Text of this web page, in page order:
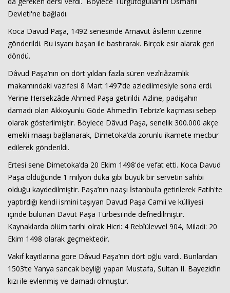
Devleti'ne bağladı.
Koca Davud Paşa, 1492 senesinde Arnavut âsilerin üzerine
gönderildi. Bu isyanı başarı ile bastırarak. Birçok esir alarak geri
döndü.
Dâvud Paşa’nın on dört yıldan fazla süren vezîriâzamlık
makamındaki vazifesi 8 Mart 1497’de azledilmesiyle sona erdi.
Yerine Hersekzâde Ahmed Paşa getirildi. Azline, padişahın
damadı olan Akkoyunlu Göde Ahmed’in Tebriz’e kaçması sebep
olarak gösterilmiştir. Böylece Dâvud Paşa, senelik 300.000 akçe
emekli maaşı bağlanarak, Dimetoka’da zorunlu ikamete mecbur
edilerek gönderildi.
Ertesi sene Dimetoka’da 20 Ekim 1498'de vefat etti. Koca Davud
Paşa öldüğünde 1 milyon düka gibi büyük bir servetin sahibi
olduğu kaydedilmiştir. Paşa’nın naaşı İstanbul’a getirilerek Fatih'te
yaptırdığı kendi ismini taşıyan Davud Paşa Camii ve külliyesi
içinde bulunan Davut Paşa Türbesi'nde defnedilmiştir.
Kaynaklarda ölüm tarihi olrak Hicri: 4 Rebîülevvel 904, Miladi: 20
Ekim 1498 olarak geçmektedir.
Vakıf kayıtlarına göre Dâvud Paşa’nın dört oğlu vardı. Bunlardan
1503’te Yanya sancak beyliği yapan Mustafa, Sultan II. Bayezid’in
kızı ile evlenmiş ve damadı olmuştur.